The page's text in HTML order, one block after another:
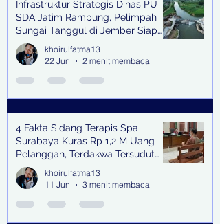
Infrastruktur Strategis Dinas PU
SDA Jatim Rampung, Pelimpah
Sungai Tanggul di Jember Siap
Bangkitkan Swasembada Pangan
dan Pengendali Banjir
khoirulfatma13
22 Jun
2 menit membaca
4 Fakta Sidang Terapis Spa
Surabaya Kuras Rp 1,2 M Uang
Pelanggan, Terdakwa Tersudut
oleh Keterangan Saksi Kunci
khoirulfatma13
11 Jun
3 menit membaca